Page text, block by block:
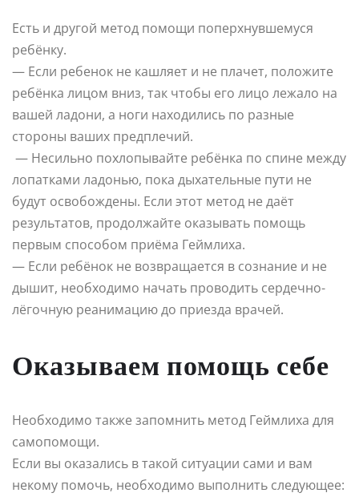
Есть и другой метод помощи поперхнувшемуся
ребёнку.
— Если ребенок не кашляет и не плачет, положите
ребёнка лицом вниз, так чтобы его лицо лежало на
вашей ладони, а ноги находились по разные
стороны ваших предплечий.
— Несильно похлопывайте ребёнка по спине между
лопатками ладонью, пока дыхательные пути не
будут освобождены. Если этот метод не даёт
результатов, продолжайте оказывать помощь
первым способом приёма Геймлиха.
— Если ребёнок не возвращается в сознание и не
дышит, необходимо начать проводить сердечно-
лёгочную реанимацию до приезда врачей.
Оказываем помощь себе
Необходимо также запомнить метод Геймлиха для
самопомощи.
Если вы оказались в такой ситуации сами и вам
некому помочь, необходимо выполнить следующее: